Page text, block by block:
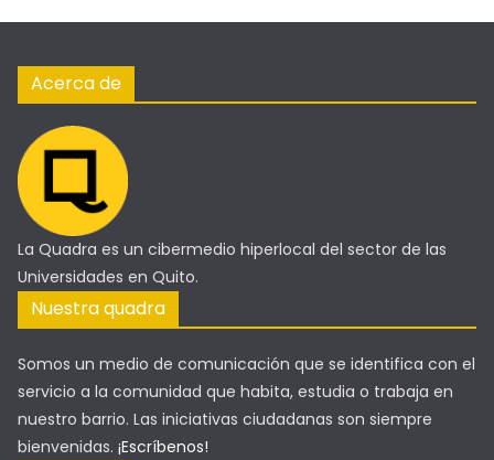
Acerca de
La Quadra es un cibermedio hiperlocal del sector de las
Universidades en Quito.
Nuestra quadra
Somos un medio de comunicación que se identifica con el
servicio a la comunidad que habita, estudia o trabaja en
nuestro barrio. Las iniciativas ciudadanas son siempre
bienvenidas. ¡Escríbenos!